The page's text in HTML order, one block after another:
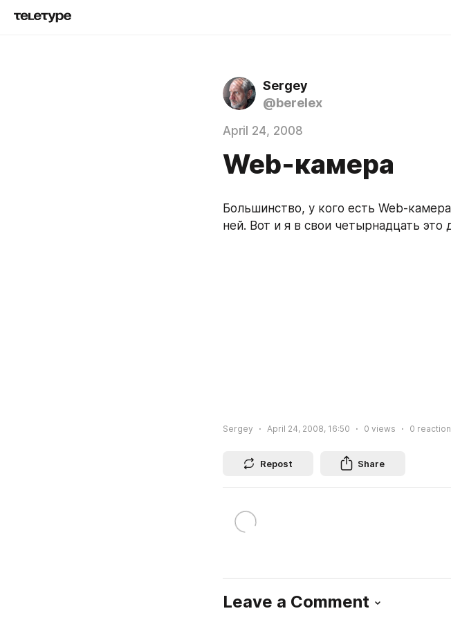
Sergey
@berelex
April 24, 2008
Web-камера
Большинство, у кого есть Web-
ней. Вот и я в свои четырнадцать
Sergey April 24, 2008, 16:50 0 views 0
Repost Share
Leave a Comment